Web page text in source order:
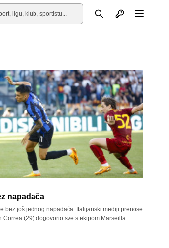
Otvori profil
napadača
bez još jednog napadača. Italijanski mediji prenose
Correa (29) dogovorio sve s ekipom Marseilla.